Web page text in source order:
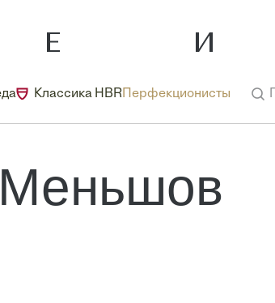
Классика HBR Перфекционисты